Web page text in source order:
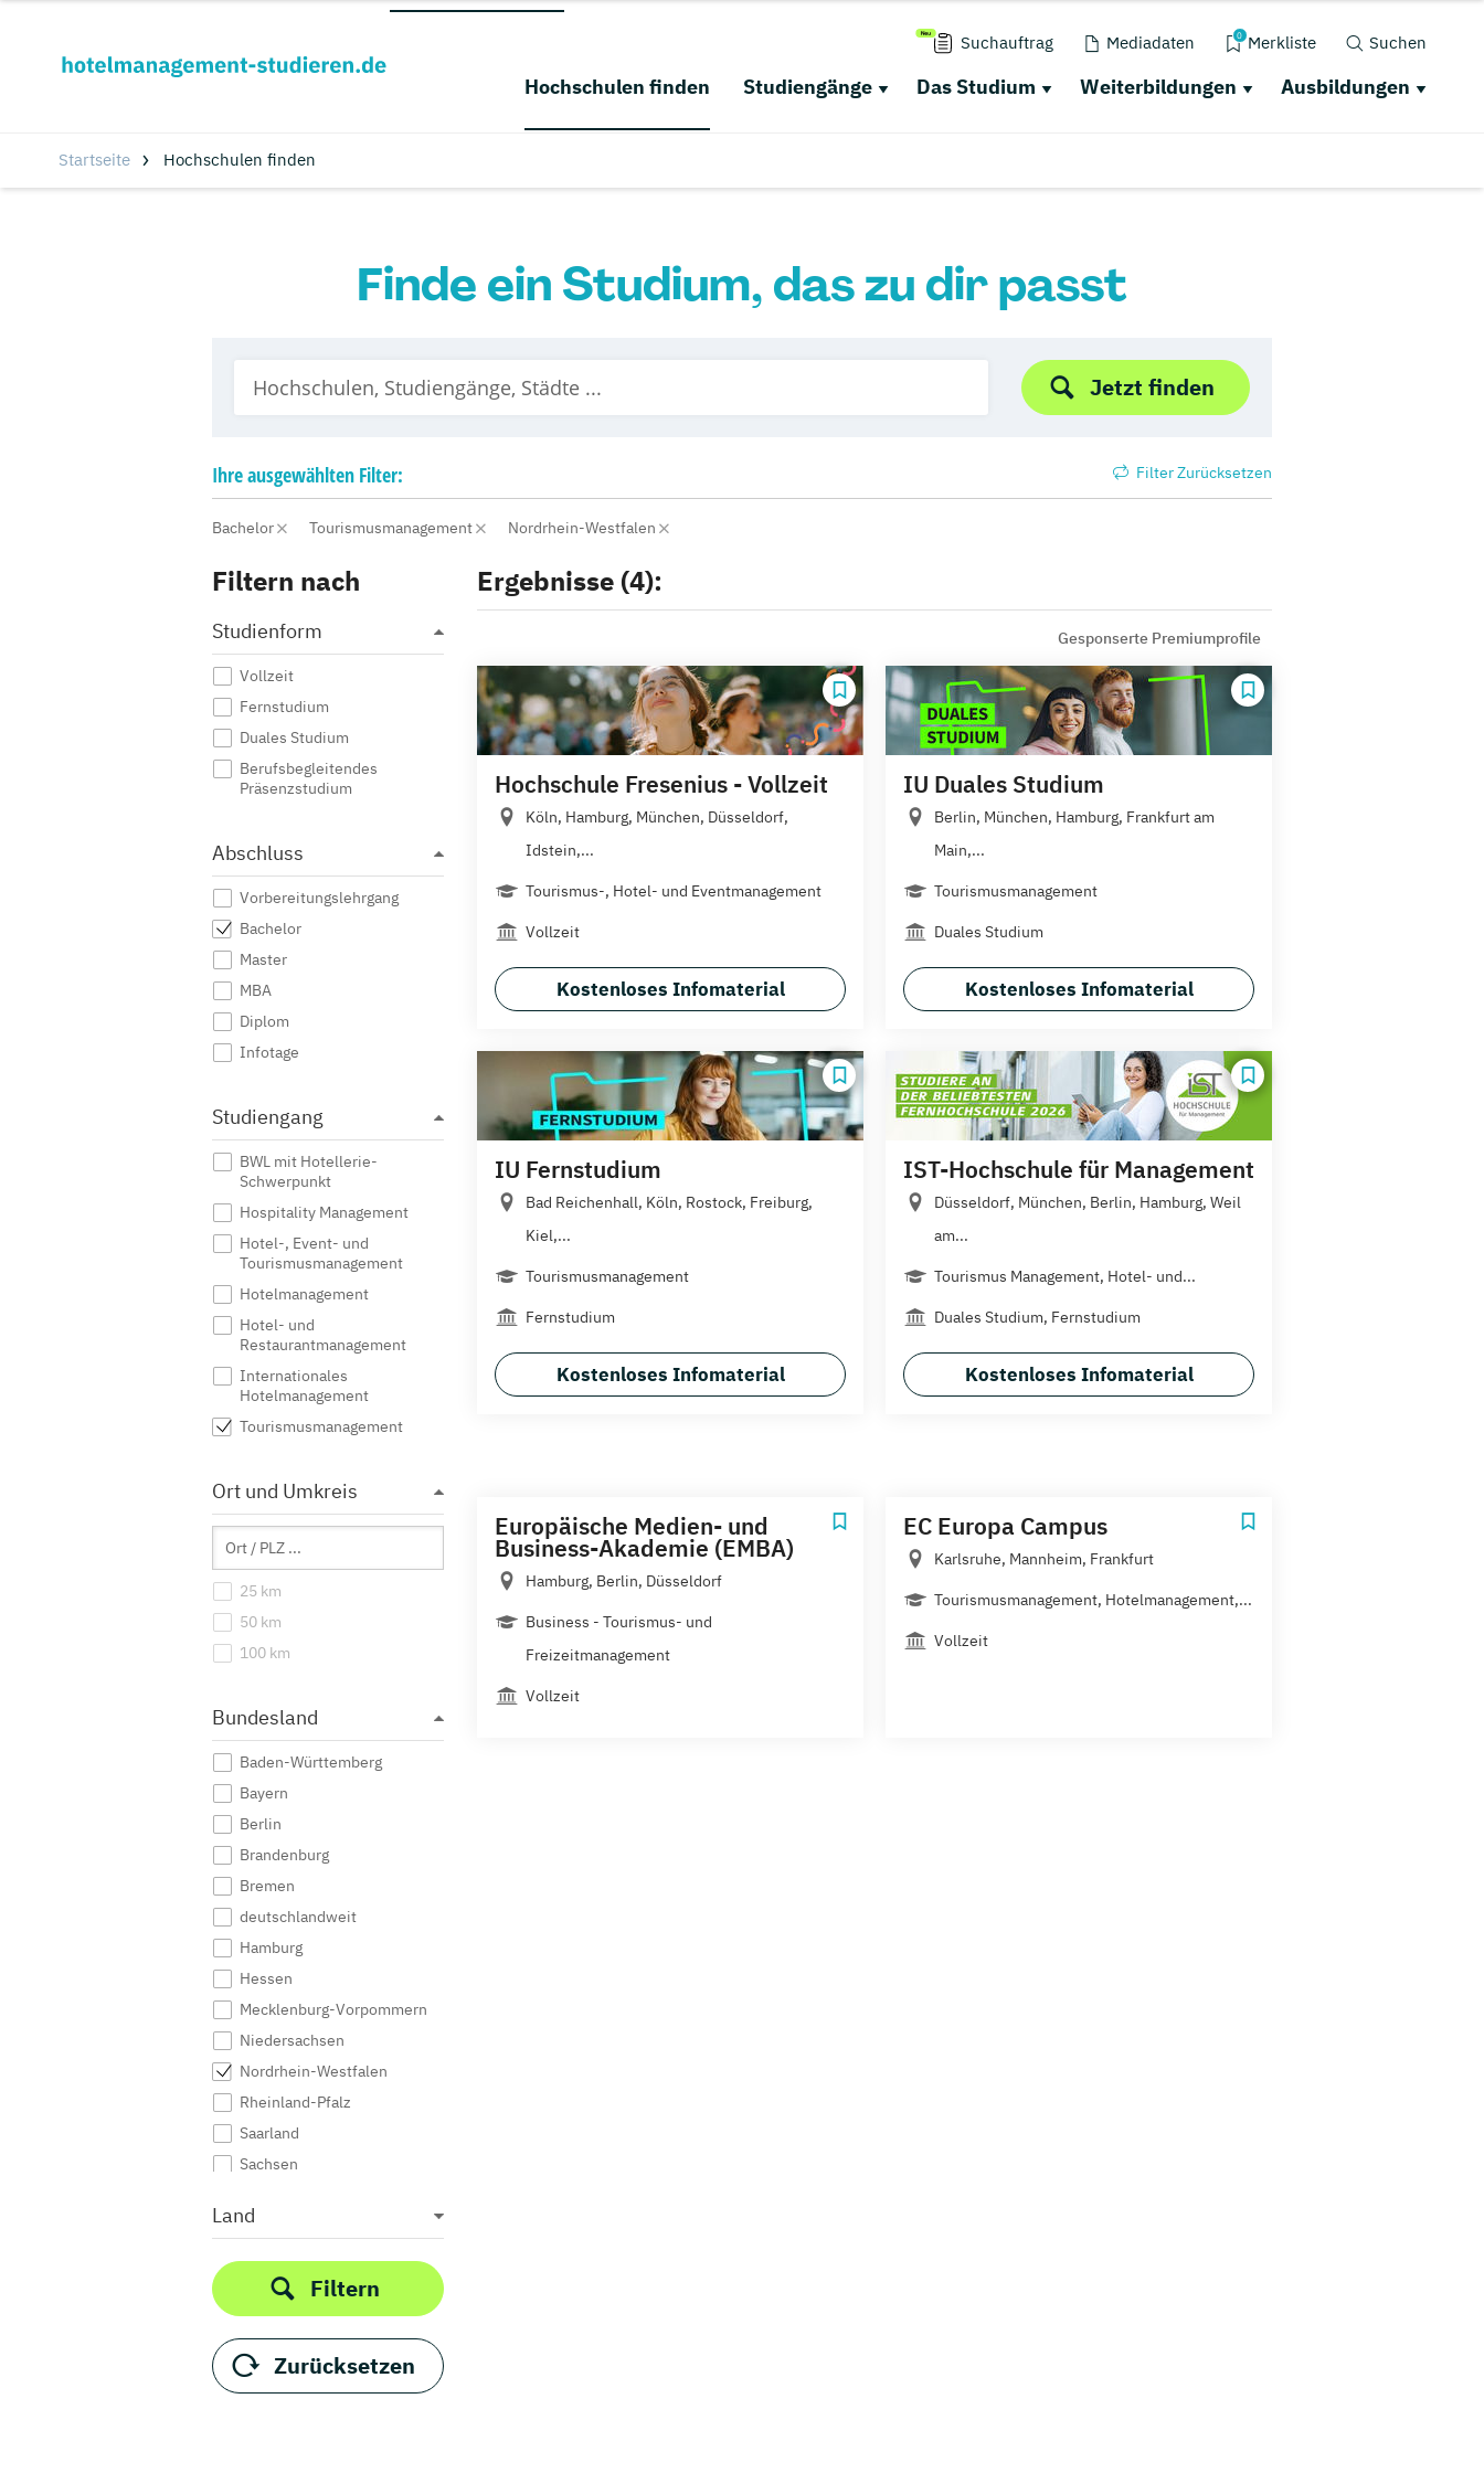
Suchauftrag Mediadaten 0 Merkliste Suchen
Hochschulen finden Studiengänge Das Studium Weiterbildungen Ausbildungen
Startseite Hochschulen finden
Finde ein Studium, das zu dir passt
Jetzt finden
Ihreausgewählten Filter: Filter Zurücksetzen
Bachelor Tourismusmanagement Nordrhein-Westfalen
Filtern nach
Studienform
Vollzeit
Fernstudium
Duales Studium
Berufsbegleitendes
Präsenzstudium
Abschluss
Vorbereitungslehrgang
Bachelor
Master
MBA
Diplom
Infotage
Studiengang
BWL mit Hotellerie-
Schwerpunkt
Hospitality Management
Hotel-, Event- und
Tourismusmanagement
Hotelmanagement
Hotel- und
Restaurantmanagement
Internationales
Hotelmanagement
Tourismusmanagement
Ort und Umkreis
25 km
50 km
100 km
Bundesland
Baden-Württemberg
Bayern
Berlin
Brandenburg
Bremen
deutschlandweit
Hamburg
Hessen
Mecklenburg-Vorpommern
Niedersachsen
Nordrhein-Westfalen
Rheinland-Pfalz
Saarland
Sachsen
Schleswig-Holstein
Thüringen
Land
Filtern
Zurücksetzen
Ergebnisse (4):
Gesponserte Premiumprofile
Hochschule Fresenius - Vollzeit
Köln, Hamburg, München, Düsseldorf,
Idstein,...
Tourismus-, Hotel- und Eventmanagement
Vollzeit
Kostenloses Infomaterial
IU Duales Studium
Berlin, München, Hamburg, Frankfurt am
Main,...
Tourismusmanagement
Duales Studium
Kostenloses Infomaterial
IU Fernstudium
Bad Reichenhall, Köln, Rostock, Freiburg,
Kiel,...
Tourismusmanagement
Fernstudium
Kostenloses Infomaterial
IST-Hochschule für Management
Düsseldorf, München, Berlin, Hamburg, Weil
am...
Tourismus Management, Hotel- und...
Duales Studium, Fernstudium
Kostenloses Infomaterial
Europäische Medien- und
Business-Akademie (EMBA)
Hamburg, Berlin, Düsseldorf
Business - Tourismus- und
Freizeitmanagement
Vollzeit
EC Europa Campus
Karlsruhe, Mannheim, Frankfurt
Tourismusmanagement, Hotelmanagement,...
Vollzeit